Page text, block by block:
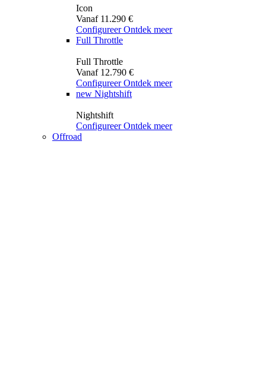
Icon
Vanaf 11.290 €
Configureer Ontdek meer
Full Throttle
Full Throttle
Vanaf 12.790 €
Configureer Ontdek meer
new Nightshift
Nightshift
Configureer Ontdek meer
Offroad